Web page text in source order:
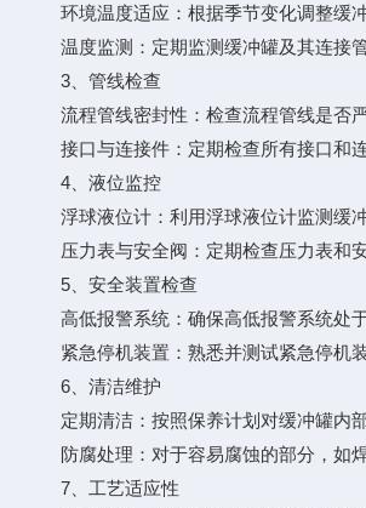
环境温度适应：根据季节变化调整缓冲
温度监测：定期监测缓冲罐及其连接管
3、管线检查
流程管线密封性：检查流程管线是否严
接口与连接件：定期检查所有接口和连
4、液位监控
浮球液位计：利用浮球液位计监测缓冲
压力表与安全阀：定期检查压力表和安
5、安全装置检查
高低报警系统：确保高低报警系统处于
紧急停机装置：熟悉并测试紧急停机装
6、清洁维护
定期清洁：按照保养计划对缓冲罐内部
防腐处理：对于容易腐蚀的部分，如焊
7、工艺适应性